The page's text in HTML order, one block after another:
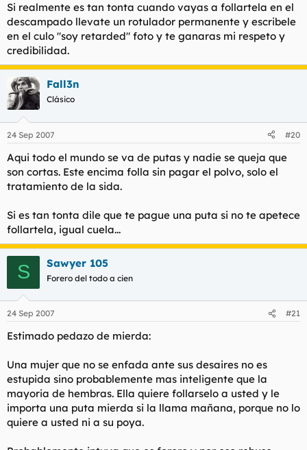
Si realmente es tan tonta cuando vayas a follartela en el
descampado llevate un rotulador permanente y escribele
en el culo "soy retarded" foto y te ganaras mi respeto y
credibilidad.
Fall3n
Clásico
24 Sep 2007 #20
Aqui todo el mundo se va de putas y nadie se queja que
son cortas. Este encima folla sin pagar el polvo, solo el
tratamiento de la sida.
Si es tan tonta dile que te pague una puta si no te apetece
follartela, igual cuela...
S Sawyer 105
Forero del todo a cien
24 Sep 2007 #21
Estimado pedazo de mierda:
Una mujer que no se enfada ante sus desaires no es
estupida sino probablemente mas inteligente que la
mayoria de hembras. Ella quiere follarselo a usted y le
importa una puta mierda si la llama mañana, porque no lo
quiere a usted ni a su poya.